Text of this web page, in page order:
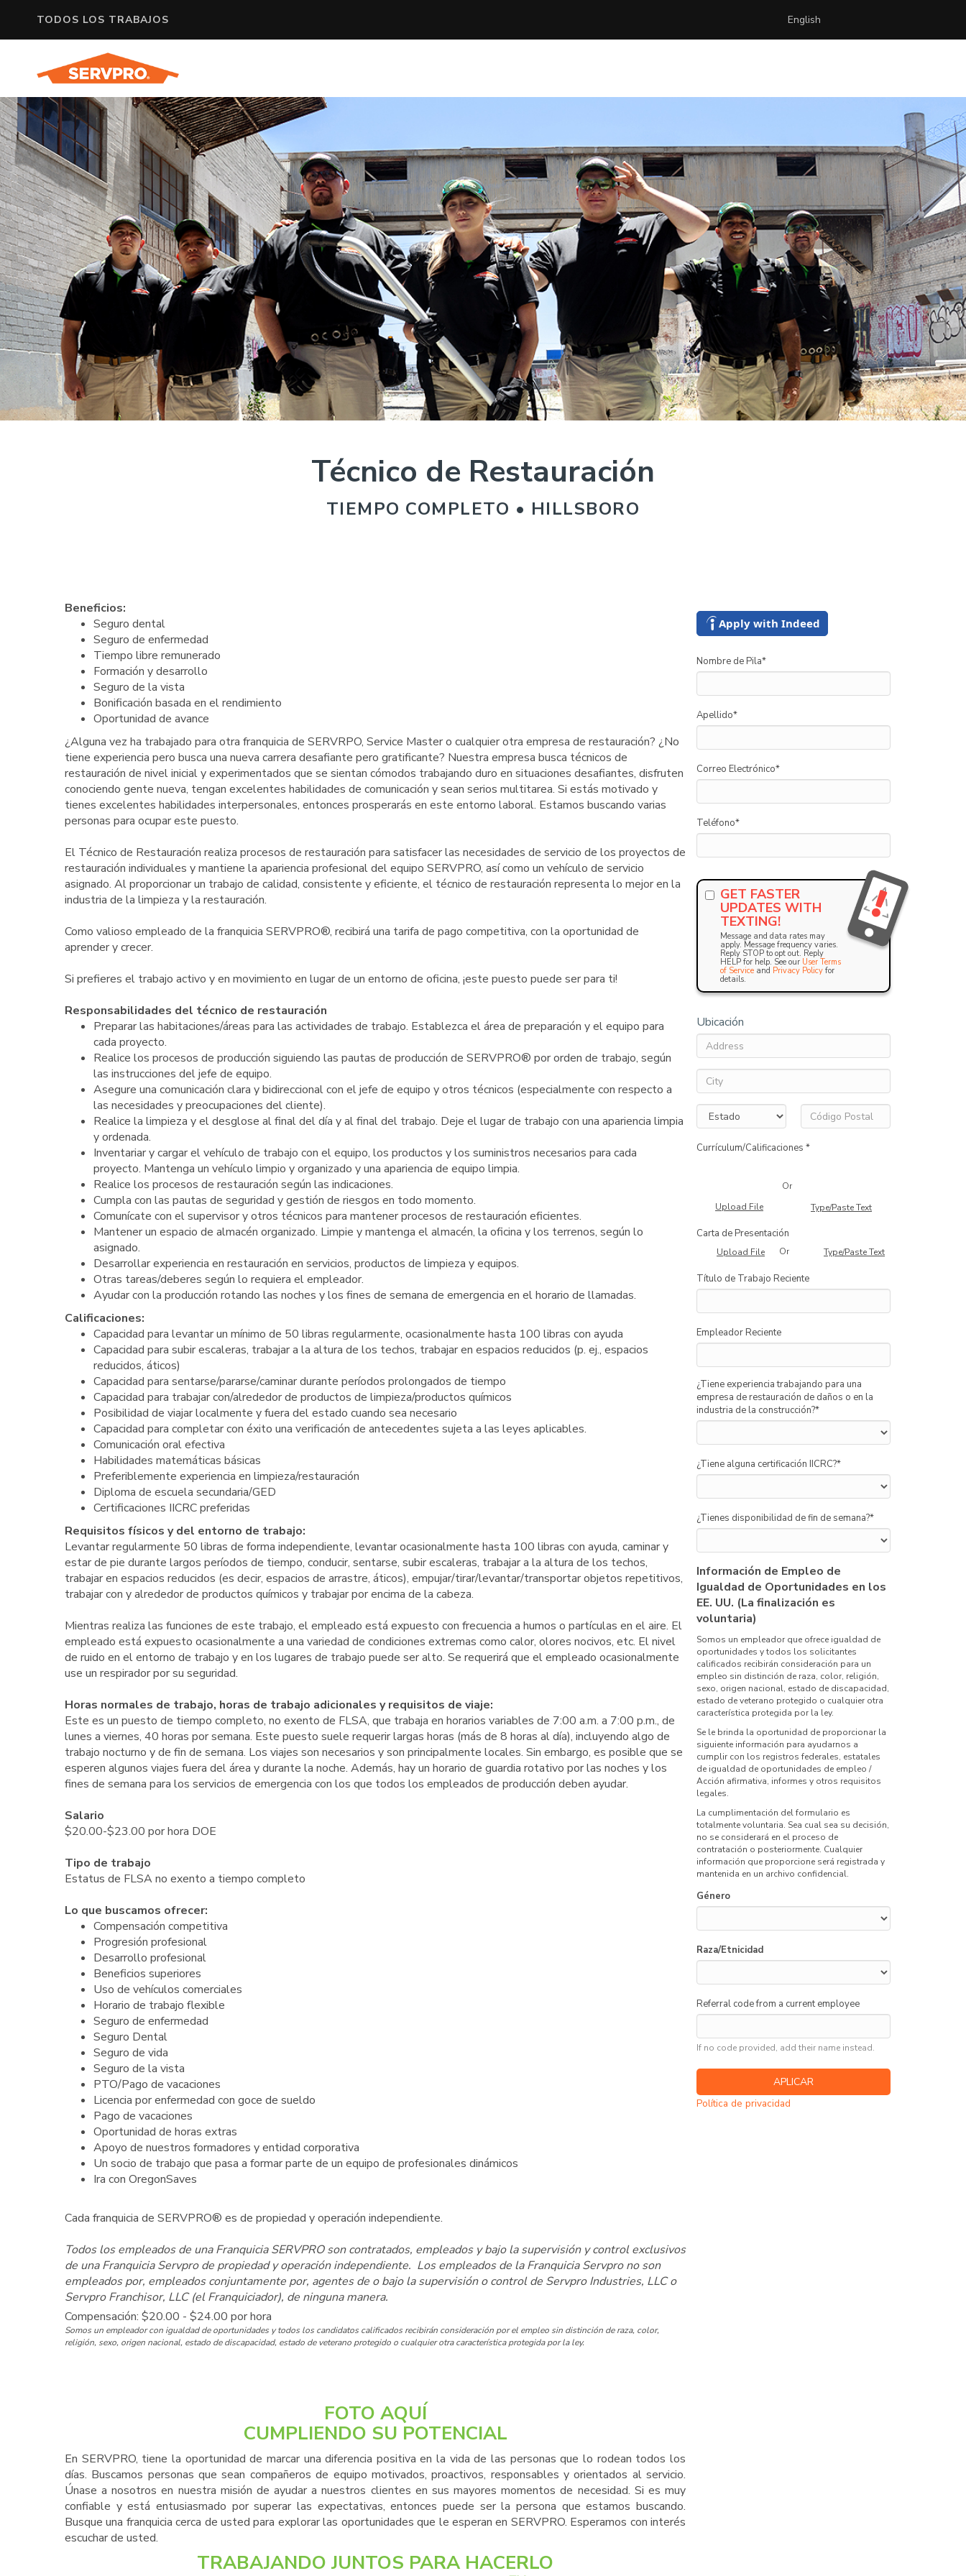
TODOS LOS TRABAJOS English
Técnico de Restauración
TIEMPO COMPLETO • HILLSBORO
Beneficios:
Seguro dental
Seguro de enfermedad
Tiempo libre remunerado
Formación y desarrollo
Seguro de la vista
Bonificación basada en el rendimiento
Oportunidad de avance
¿Alguna vez ha trabajado para otra franquicia de SERVRPO, Service Master o cualquier otra empresa de restauración? ¿No
tiene experiencia pero busca una nueva carrera desafiante pero gratificante? Nuestra empresa busca técnicos de
restauración de nivel inicial y experimentados que se sientan cómodos trabajando duro en situaciones desafiantes, disfruten
conociendo gente nueva, tengan excelentes habilidades de comunicación y sean serios multitarea. Si estás motivado y
tienes excelentes habilidades interpersonales, entonces prosperarás en este entorno laboral. Estamos buscando varias
personas para ocupar este puesto.
El Técnico de Restauración realiza procesos de restauración para satisfacer las necesidades de servicio de los proyectos de
restauración individuales y mantiene la apariencia profesional del equipo SERVPRO, así como un vehículo de servicio
asignado. Al proporcionar un trabajo de calidad, consistente y eficiente, el técnico de restauración representa lo mejor en la
industria de la limpieza y la restauración.
Como valioso empleado de la franquicia SERVPRO®, recibirá una tarifa de pago competitiva, con la oportunidad de
aprender y crecer.
Si prefieres el trabajo activo y en movimiento en lugar de un entorno de oficina, ¡este puesto puede ser para ti!
Responsabilidades del técnico de restauración
Preparar las habitaciones/áreas para las actividades de trabajo. Establezca el área de preparación y el equipo para
cada proyecto.
Realice los procesos de producción siguiendo las pautas de producción de SERVPRO® por orden de trabajo, según
las instrucciones del jefe de equipo.
Asegure una comunicación clara y bidireccional con el jefe de equipo y otros técnicos (especialmente con respecto a
las necesidades y preocupaciones del cliente).
Realice la limpieza y el desglose al final del día y al final del trabajo. Deje el lugar de trabajo con una apariencia limpia
y ordenada.
Inventariar y cargar el vehículo de trabajo con el equipo, los productos y los suministros necesarios para cada
proyecto. Mantenga un vehículo limpio y organizado y una apariencia de equipo limpia.
Realice los procesos de restauración según las indicaciones.
Cumpla con las pautas de seguridad y gestión de riesgos en todo momento.
Comunícate con el supervisor y otros técnicos para mantener procesos de restauración eficientes.
Mantener un espacio de almacén organizado. Limpie y mantenga el almacén, la oficina y los terrenos, según lo
asignado.
Desarrollar experiencia en restauración en servicios, productos de limpieza y equipos.
Otras tareas/deberes según lo requiera el empleador.
Ayudar con la producción rotando las noches y los fines de semana de emergencia en el horario de llamadas.
Calificaciones:
Capacidad para levantar un mínimo de 50 libras regularmente, ocasionalmente hasta 100 libras con ayuda
Capacidad para subir escaleras, trabajar a la altura de los techos, trabajar en espacios reducidos (p. ej., espacios
reducidos, áticos)
Capacidad para sentarse/pararse/caminar durante períodos prolongados de tiempo
Capacidad para trabajar con/alrededor de productos de limpieza/productos químicos
Posibilidad de viajar localmente y fuera del estado cuando sea necesario
Capacidad para completar con éxito una verificación de antecedentes sujeta a las leyes aplicables.
Comunicación oral efectiva
Habilidades matemáticas básicas
Preferiblemente experiencia en limpieza/restauración
Diploma de escuela secundaria/GED
Certificaciones IICRC preferidas
Requisitos físicos y del entorno de trabajo:
Levantar regularmente 50 libras de forma independiente, levantar ocasionalmente hasta 100 libras con ayuda, caminar y
estar de pie durante largos períodos de tiempo, conducir, sentarse, subir escaleras, trabajar a la altura de los techos,
trabajar en espacios reducidos (es decir, espacios de arrastre, áticos), empujar/tirar/levantar/transportar objetos repetitivos,
trabajar con y alrededor de productos químicos y trabajar por encima de la cabeza.
Mientras realiza las funciones de este trabajo, el empleado está expuesto con frecuencia a humos o partículas en el aire. El
empleado está expuesto ocasionalmente a una variedad de condiciones extremas como calor, olores nocivos, etc. El nivel
de ruido en el entorno de trabajo y en los lugares de trabajo puede ser alto. Se requerirá que el empleado ocasionalmente
use un respirador por su seguridad.
Horas normales de trabajo, horas de trabajo adicionales y requisitos de viaje:
Este es un puesto de tiempo completo, no exento de FLSA, que trabaja en horarios variables de 7:00 a.m. a 7:00 p.m., de
lunes a viernes, 40 horas por semana. Este puesto suele requerir largas horas (más de 8 horas al día), incluyendo algo de
trabajo nocturno y de fin de semana. Los viajes son necesarios y son principalmente locales. Sin embargo, es posible que se
esperen algunos viajes fuera del área y durante la noche. Además, hay un horario de guardia rotativo por las noches y los
fines de semana para los servicios de emergencia con los que todos los empleados de producción deben ayudar.
Salario
$20.00-$23.00 por hora DOE
Tipo de trabajo
Estatus de FLSA no exento a tiempo completo
Lo que buscamos ofrecer:
Compensación competitiva
Progresión profesional
Desarrollo profesional
Beneficios superiores
Uso de vehículos comerciales
Horario de trabajo flexible
Seguro de enfermedad
Seguro Dental
Seguro de vida
Seguro de la vista
PTO/Pago de vacaciones
Licencia por enfermedad con goce de sueldo
Pago de vacaciones
Oportunidad de horas extras
Apoyo de nuestros formadores y entidad corporativa
Un socio de trabajo que pasa a formar parte de un equipo de profesionales dinámicos
Ira con OregonSaves
Cada franquicia de SERVPRO® es de propiedad y operación independiente.
Todos los empleados de una Franquicia SERVPRO son contratados, empleados y bajo la supervisión y control exclusivos
de una Franquicia Servpro de propiedad y operación independiente. Los empleados de la Franquicia Servpro no son
empleados por, empleados conjuntamente por, agentes de o bajo la supervisión o control de Servpro Industries, LLC o
Servpro Franchisor, LLC (el Franquiciador), de ninguna manera.
Compensación: $20.00 - $24.00 por hora
Somos un empleador con igualdad de oportunidades y todos los candidatos calificados recibirán consideración por el empleo sin distinción de raza, color,
religión, sexo, origen nacional, estado de discapacidad, estado de veterano protegido o cualquier otra característica protegida por la ley.
FOTO AQUÍ
CUMPLIENDO SU POTENCIAL
En SERVPRO, tiene la oportunidad de marcar una diferencia positiva en la vida de las personas que lo rodean todos los
días. Buscamos personas que sean compañeros de equipo motivados, proactivos, responsables y orientados al servicio.
Únase a nosotros en nuestra misión de ayudar a nuestros clientes en sus mayores momentos de necesidad. Si es muy
confiable y está entusiasmado por superar las expectativas, entonces puede ser la persona que estamos buscando.
Busque una franquicia cerca de usted para explorar las oportunidades que le esperan en SERVPRO. Esperamos con interés
escuchar de usted.
TRABAJANDO JUNTOS PARA HACERLO
Apply with Indeed
Nombre de Pila*
Apellido*
Correo Electrónico*
Teléfono*
GET FASTER
UPDATES WITH
TEXTING!
Message and data rates may
apply. Message frequency varies.
Reply STOP to opt out. Reply
HELP for help. See our User Terms
of Service and Privacy Policy for
details.
Ubicación
Currículum/Calificaciones *
Upload File
Or
Type/Paste Text
Carta de Presentación
Upload File Or Type/Paste Text
Título de Trabajo Reciente
Empleador Reciente
¿Tiene experiencia trabajando para una
empresa de restauración de daños o en la
industria de la construcción?*
¿Tiene alguna certificación IICRC?*
¿Tienes disponibilidad de fin de semana?*
Información de Empleo de
Igualdad de Oportunidades en los
EE. UU. (La finalización es
voluntaria)
Somos un empleador que ofrece igualdad de
oportunidades y todos los solicitantes
calificados recibirán consideración para un
empleo sin distinción de raza, color, religión,
sexo, origen nacional, estado de discapacidad,
estado de veterano protegido o cualquier otra
característica protegida por la ley.
Se le brinda la oportunidad de proporcionar la
siguiente información para ayudarnos a
cumplir con los registros federales, estatales
de igualdad de oportunidades de empleo /
Acción afirmativa, informes y otros requisitos
legales.
La cumplimentación del formulario es
totalmente voluntaria. Sea cual sea su decisión,
no se considerará en el proceso de
contratación o posteriormente. Cualquier
información que proporcione será registrada y
mantenida en un archivo confidencial.
Género
Raza/Etnicidad
Referral code from a current employee
If no code provided, add their name instead.
Política de privacidad